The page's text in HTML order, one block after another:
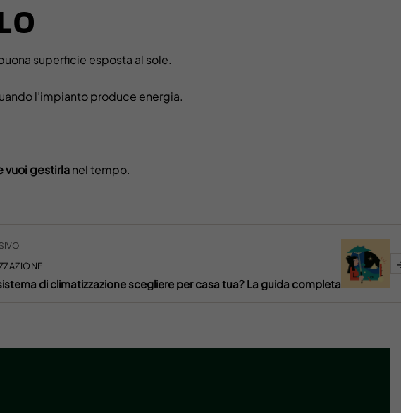
superficie esposta al sole.
l’impianto produce energia.
vuoi gestirlanel tempo.
di climatizzazione scegliere per casa tua? La guida completa